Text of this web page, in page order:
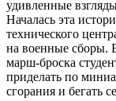
удивленные
Началась эта
технического
на военные сборы.
марш-броска
приделать по
сгорания и бегать